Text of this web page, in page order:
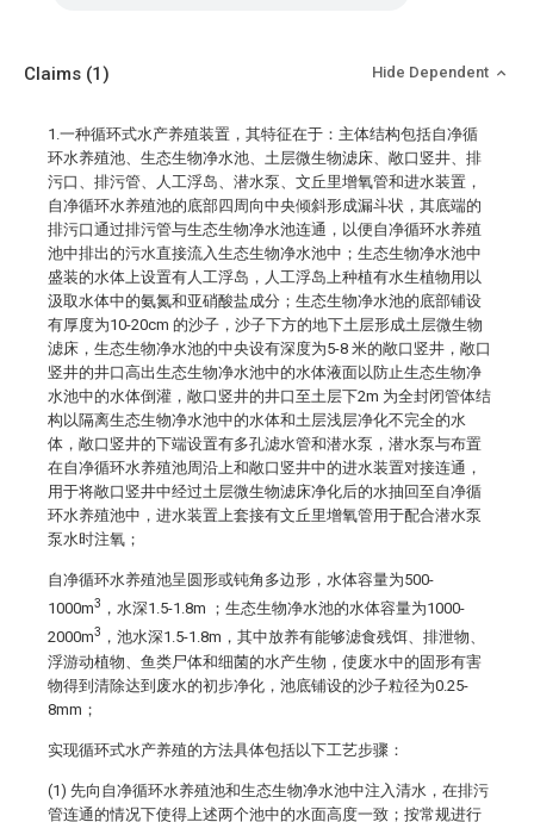
Claims (1) Hide Dependent
1.一种循环式水产养殖装置，其特征在于：主体结构包括自净循
环水养殖池、生态生物净水池、土层微生物滤床、敞口竖井、排
污口、排污管、人工浮岛、潜水泵、文丘里增氧管和进水装置，
自净循环水养殖池的底部四周向中央倾斜形成漏斗状，其底端的
排污口通过排污管与生态生物净水池连通，以便自净循环水养殖
池中排出的污水直接流入生态生物净水池中；生态生物净水池中
盛装的水体上设置有人工浮岛，人工浮岛上种植有水生植物用以
汲取水体中的氨氮和亚硝酸盐成分；生态生物净水池的底部铺设
有厚度为10-20cm 的沙子，沙子下方的地下土层形成土层微生物
滤床，生态生物净水池的中央设有深度为5-8 米的敞口竖井，敞口
竖井的井口高出生态生物净水池中的水体液面以防止生态生物净
水池中的水体倒灌，敞口竖井的井口至土层下2m 为全封闭管体结
构以隔离生态生物净水池中的水体和土层浅层净化不完全的水
体，敞口竖井的下端设置有多孔滤水管和潜水泵，潜水泵与布置
在自净循环水养殖池周沿上和敞口竖井中的进水装置对接连通，
用于将敞口竖井中经过土层微生物滤床净化后的水抽回至自净循
环水养殖池中，进水装置上套接有文丘里增氧管用于配合潜水泵
泵水时注氧；
自净循环水养殖池呈圆形或钝角多边形，水体容量为500-
1000m3 ，水深1.5-1.8m ；生态生物净水池的水体容量为1000-
2000m3 ，池水深1.5-1.8m，其中放养有能够滤食残饵、排泄物、
浮游动植物、鱼类尸体和细菌的水产生物，使废水中的固形有害
物得到清除达到废水的初步净化，池底铺设的沙子粒径为0.25-
8mm；
实现循环式水产养殖的方法具体包括以下工艺步骤：
(1) 先向自净循环水养殖池和生态生物净水池中注入清水，在排污
管连通的情况下使得上述两个池中的水面高度一致；按常规进行